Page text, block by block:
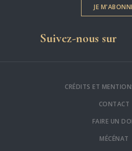
JE
Suivez-nous surles
CRÉDITS ET
CONTACT
FAIRE UN
MÉCÉNAT